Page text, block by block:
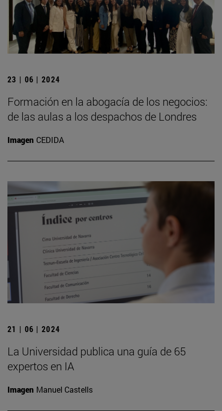
23 | 06 | 2024
Formación en la abogacía de los negocios:
de las aulas a los despachos de Londres
Imagen CEDIDA
21 | 06 | 2024
La Universidad publica una guía de 65
expertos en IA
Imagen Manuel Castells